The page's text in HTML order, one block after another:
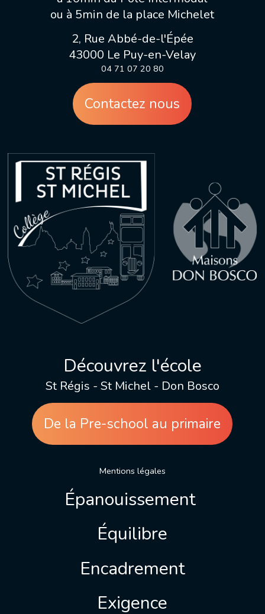
ou à 5min de la place Michelet
2, Rue Abbé-de-l'Épée
43000 Le Puy-en-Velay
04 71 07 20 80
Contactez nous
Découvrez l'école
St Régis - St Michel - Don Bosco
De la Pre-school au primaire
Mentions légales
Épanouissement
Équilibre
Encadrement
Exigence